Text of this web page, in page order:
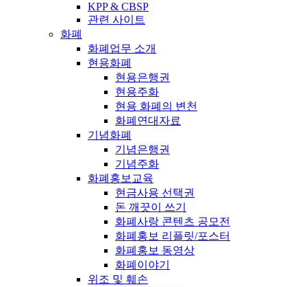
KPP & CBSP
관련 사이트
화폐
화폐업무 소개
현용화폐
현용은행권
현용주화
현용 화폐의 변천
화폐연대자료
기념화폐
기념은행권
기념주화
화폐홍보교육
현금사용 선택권
돈 깨끗이 쓰기
화폐사랑 콘텐츠 공모전
화폐홍보 리플릿/포스터
화폐홍보 동영상
화폐이야기
위조 및 훼손